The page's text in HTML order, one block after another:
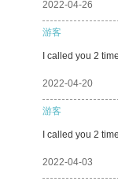
2022-04-26
游客
I called you 2
2022-04-20
游客
I called you 2
2022-04-03